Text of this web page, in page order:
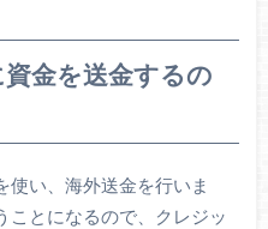
金を送金するの
使い、海外送金を行いま
ことになるので、クレジッ